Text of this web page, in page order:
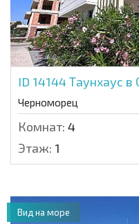
ID 14144Таунхаус в
Черноморец
Комнат: 4
Этаж: 1
Вид на море